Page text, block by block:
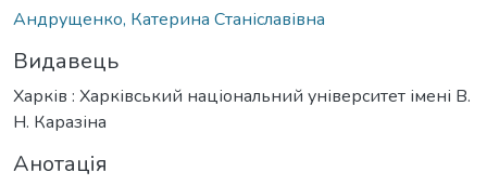
Андрущенко, Катерина Станіславівна
Видавець
Харків : Харківський національний університет імені В.
Н. Каразіна
Анотація